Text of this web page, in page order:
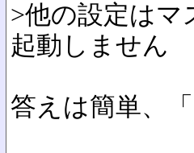
>他の設定は
起動しません
答えは簡単、